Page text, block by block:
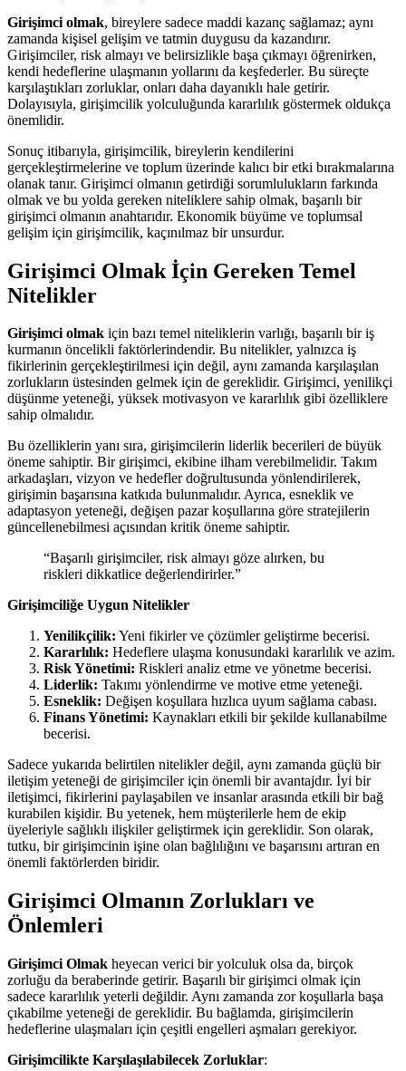
Girişimci olmak, bireylere sadece maddi kazanç sağlamaz; aynı
zamanda kişisel gelişim ve tatmin duygusu da kazandırır.
Girişimciler, risk almayı ve belirsizlikle başa çıkmayı öğrenirken,
kendi hedeflerine ulaşmanın yollarını da keşfederler. Bu süreçte
karşılaştıkları zorluklar, onları daha dayanıklı hale getirir.
Dolayısıyla, girişimcilik yolculuğunda kararlılık göstermek oldukça
önemlidir.
Sonuç itibarıyla, girişimcilik, bireylerin kendilerini
gerçekleştirmelerine ve toplum üzerinde kalıcı bir etki bırakmalarına
olanak tanır. Girişimci olmanın getirdiği sorumlulukların farkında
olmak ve bu yolda gereken niteliklere sahip olmak, başarılı bir
girişimci olmanın anahtarıdır. Ekonomik büyüme ve toplumsal
gelişim için girişimcilik, kaçınılmaz bir unsurdur.
Girişimci Olmak İçin Gereken Temel
Nitelikler
Girişimci olmak için bazı temel niteliklerin varlığı, başarılı bir iş
kurmanın öncelikli faktörlerindendir. Bu nitelikler, yalnızca iş
fikirlerinin gerçekleştirilmesi için değil, aynı zamanda karşılaşılan
zorlukların üstesinden gelmek için de gereklidir. Girişimci, yenilikçi
düşünme yeteneği, yüksek motivasyon ve kararlılık gibi özelliklere
sahip olmalıdır.
Bu özelliklerin yanı sıra, girişimcilerin liderlik becerileri de büyük
öneme sahiptir. Bir girişimci, ekibine ilham verebilmelidir. Takım
arkadaşları, vizyon ve hedefler doğrultusunda yönlendirilerek,
girişimin başarısına katkıda bulunmalıdır. Ayrıca, esneklik ve
adaptasyon yeteneği, değişen pazar koşullarına göre stratejilerin
güncellenebilmesi açısından kritik öneme sahiptir.
“Başarılı girişimciler, risk almayı göze alırken, bu
riskleri dikkatlice değerlendirirler.”
Girişimciliğe Uygun Nitelikler
Yenilikçilik: Yeni fikirler ve çözümler geliştirme becerisi.
Kararlılık: Hedeflere ulaşma konusundaki kararlılık ve azim.
Risk Yönetimi: Riskleri analiz etme ve yönetme becerisi.
Liderlik: Takımı yönlendirme ve motive etme yeteneği.
Esneklik: Değişen koşullara hızlıca uyum sağlama cabası.
Finans Yönetimi: Kaynakları etkili bir şekilde kullanabilme
becerisi.
Sadece yukarıda belirtilen nitelikler değil, aynı zamanda güçlü bir
iletişim yeteneği de girişimciler için önemli bir avantajdır. İyi bir
iletişimci, fikirlerini paylaşabilen ve insanlar arasında etkili bir bağ
kurabilen kişidir. Bu yetenek, hem müşterilerle hem de ekip
üyeleriyle sağlıklı ilişkiler geliştirmek için gereklidir. Son olarak,
tutku, bir girişimcinin işine olan bağlılığını ve başarısını artıran en
önemli faktörlerden biridir.
Girişimci Olmanın Zorlukları ve
Önlemleri
Girişimci Olmak heyecan verici bir yolculuk olsa da, birçok
zorluğu da beraberinde getirir. Başarılı bir girişimci olmak için
sadece kararlılık yeterli değildir. Aynı zamanda zor koşullarla başa
çıkabilme yeteneği de gereklidir. Bu bağlamda, girişimcilerin
hedeflerine ulaşmaları için çeşitli engelleri aşmaları gerekiyor.
Girişimcilikte Karşılaşılabilecek Zorluklar: